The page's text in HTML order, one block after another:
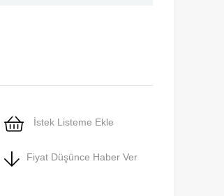
İstek Listeme Ekle
Fiyat Düşünce Haber Ver